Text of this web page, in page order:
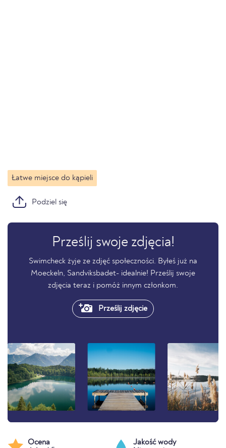
Łatwe miejsce do kąpieli
Podziel się
Prześlij swoje zdjęcia!
Swimcheck żyje ze zdjęć społeczności. Byłeś już na
Moeckeln, Sandviksbadet- idealnie! Prześlij swoje
zdjęcia teraz i pomóż innym członkom.
Prześlij zdjęcie
Ocena
Jakość wody